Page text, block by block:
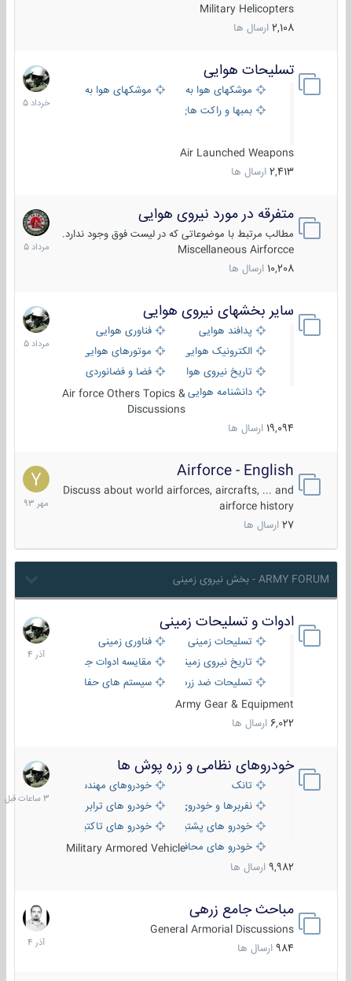
Military Helicopters
2,108 ارسال ها
تسلیحات هوایی
موشکهای هوا به هوا
موشکهای هوا به سطح
بمبها و راکت های هوایی
Air Launched Weapons
2,413 ارسال ها
30
خرداد
1405
متفرقه در مورد نیروی هوایی
مطالب مرتبط با موضوعاتی که در لیست فوق وجود ندارد.
Miscellaneous Airforcce
10,208 ارسال ها
7
مرداد
1405
سایر بخشهای نیروی هوایی
پدافند هوایی
فناوری هوایی
الکترونیک هوایی
موتورهای هوایی
تاریخ نیروی هوایی
فضا و فضانوردی
دانشنامه هواییAir force Others Topics &
Discussions
19,094 ارسال ها
2
مرداد
1405
Airforce - English
Discuss about world airforces, aircrafts, ... and
airforce history
27 ارسال ها
15
مهر
1393
ARMY FORUM - بخش نیروی زمینی
ادوات و تسلیحات زمینی
تسلیحات زمینی
فناوری زمینی
تاریخ نیروی زمینی
مقایسه ادوات جنگی
تسلیحات ضد زره
سیستم های حفاظت فعال
Army Gear & Equipment
6,022 ارسال ها
21
آذر
1404
خودروهای نظامی و زره پوش ها
تانک
خودروهای مهندسی
نفربرها و خودروی های رزمی پیاده نظام
خودرو های ترابری نظامی
خودرو های پشتیبانی آتش ، شناسایی و ضد تانک
خودرو های تاکتیکی نظامی
خودرو های محافظت شدهMilitary Armored Vehicle
9,982 ارسال ها
3
ساعات
قبل
مباحث جامع زرهی
General Armorial Discussions
984 ارسال ها
7
آذر
1404